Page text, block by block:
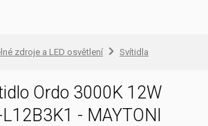
zdroje a LED osvětlení Svítidla
Ordo 3000K 12W
- MAYTONI